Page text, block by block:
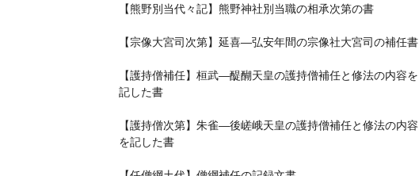
【熊野別当代々記】熊野神社別当職の相承次第の書
【宗像大宮司次第】延喜—弘安年間の宗像社大宮司の補任書
【護持僧補任】桓武—醍醐天皇の護持僧補任と修法の内容を
記した書
【護持僧次第】朱雀—後嵯峨天皇の護持僧補任と修法の内容
を記した書